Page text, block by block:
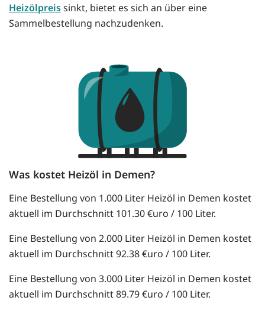
Heizölpreissinkt, bietet es sich an über eine
Sammelbestellung nachzudenken.
Was kostet Heizöl in Demen?
Eine Bestellung von 1.000 Liter Heizöl in Demen kostet
aktuell im Durchschnitt 101.30 €uro / 100 Liter.
Eine Bestellung von 2.000 Liter Heizöl in Demen kostet
aktuell im Durchschnitt 92.38 €uro / 100 Liter.
Eine Bestellung von 3.000 Liter Heizöl in Demen kostet
aktuell im Durchschnitt 89.79 €uro / 100 Liter.